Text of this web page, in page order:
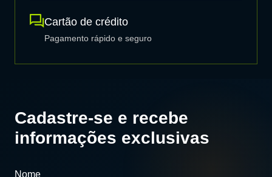
Cartão de crédito
Pagamento rápido e seguro
Cadastre-se e recebe
informações exclusivas
Nome